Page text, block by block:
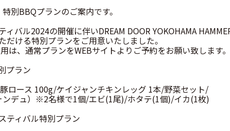
別BBQプランのご案内です。
バル2024の開催に伴いDREAM DOOR YOKOHAMA
ける特別プランをご用意いたしました。
は、通常プランをWEBサイトよりご予約をお願い致します。
プラン
ロース 100g/ケイジャンチキンレッグ 1本/野菜セット/
ンデュ）※2名様で1個/エビ(1尾)/ホタテ(1個)/イカ(1枚)
ティバル特別プラン